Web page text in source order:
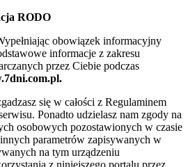
RODO
obowiązek informacyjny
informacje z zakresu
przez Ciebie podczas
się w całości z Regulaminem
Ponadto udzielasz nam zgody na
osobowych pozostawionych w czasie
parametrów zapisywanych w
na tym urządzeniu
z niniejszego portalu przez